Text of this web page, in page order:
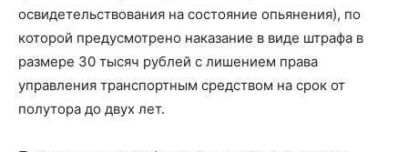
освидетельствования на состояние опьянения), по
которой предусмотрено наказание в виде штрафа в
размере 30 тысяч рублей с лишением права
управления транспортным средством на срок от
полутора до двух лет.